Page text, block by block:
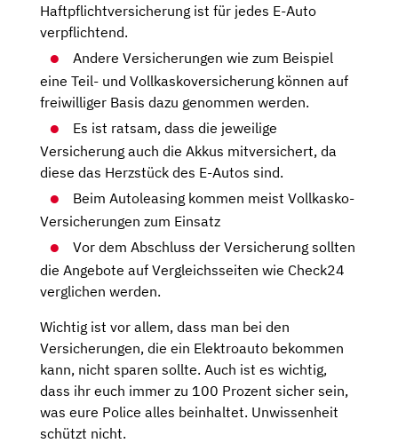
Haftpflichtversicherung ist für jedes E-Auto
verpflichtend.
Andere Versicherungen wie zum Beispiel
eine Teil- und Vollkaskoversicherung können auf
freiwilliger Basis dazu genommen werden.
Es ist ratsam, dass die jeweilige
Versicherung auch die Akkus mitversichert, da
diese das Herzstück des E-Autos sind.
Beim Autoleasing kommen meist Vollkasko-
Versicherungen zum Einsatz
Vor dem Abschluss der Versicherung sollten
die Angebote auf Vergleichsseiten wie Check24
verglichen werden.
Wichtig ist vor allem, dass man bei den
Versicherungen, die ein Elektroauto bekommen
kann, nicht sparen sollte. Auch ist es wichtig,
dass ihr euch immer zu 100 Prozent sicher sein,
was eure Police alles beinhaltet. Unwissenheit
schützt nicht.